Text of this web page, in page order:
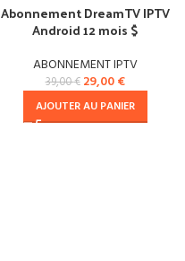
Abonnement DreamTV IPTV
Android 12 mois $
ABONNEMENT IPTV
39,00€ 29,00€
AJOUTER AU PANIER